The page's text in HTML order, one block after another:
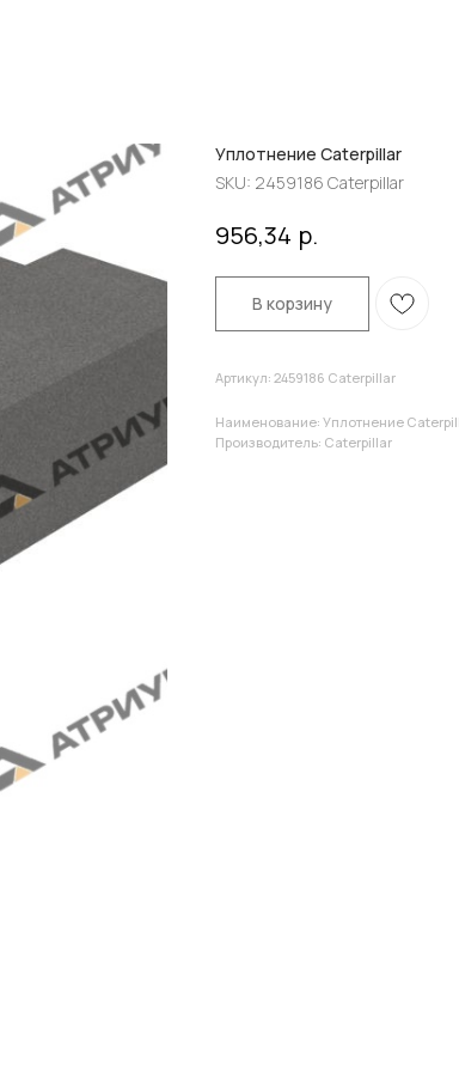
Уплотнение Caterpillar
SKU: 2459186 Caterpillar
956,34 р.
В корзину
Артикул: 2459186 Caterpillar
Наименование: Уплотнение
Производитель: Caterpillar